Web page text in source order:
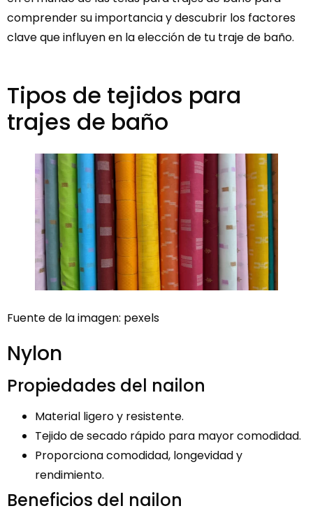
comprender su importancia y descubrir los factores
clave que influyen en la elección de tu traje de baño.
Tipos de tejidos para
trajes de baño
Fuente de la imagen: pexels
Nylon
Propiedades del nailon
Material ligero y resistente.
Tejido de secado rápido para mayor comodidad.
Proporciona comodidad, longevidad y
rendimiento.
Beneficios del nailon